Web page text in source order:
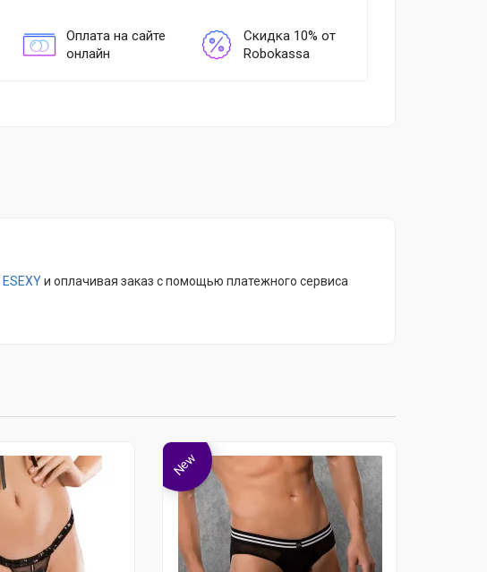
Оплата на сайте
онлайн
Скидка 10% от
Robokassa
ESEXYи оплачивая заказ с помощью платежного сервиса
New